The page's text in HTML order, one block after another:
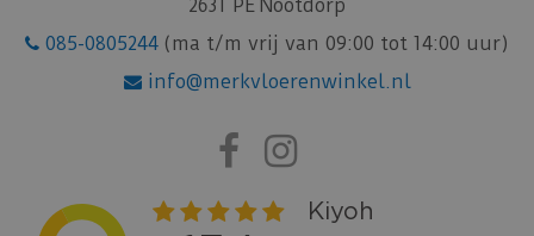
2631 PE Nootdorp
085-0805244 (ma t/m vrij van 09:00 tot 14:00 uur)
info@merkvloerenwinkel.nl